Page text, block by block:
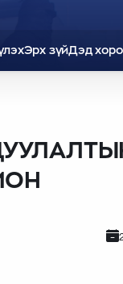
Эрх зүйДэд